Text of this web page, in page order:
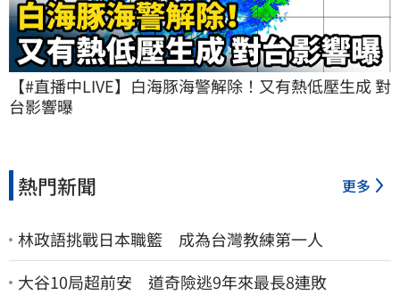
【#直播中LIVE】白海豚海警解除！又有熱低壓生成 對
台影響曝
熱門新聞 更多
林政語挑戰日本職籃 成為台灣教練第一人
大谷10局超前安 道奇險逃9年來最長8連敗